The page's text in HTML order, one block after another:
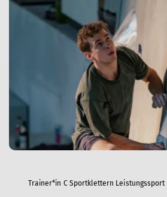
Trainer*in C Sportklettern Leistungssport